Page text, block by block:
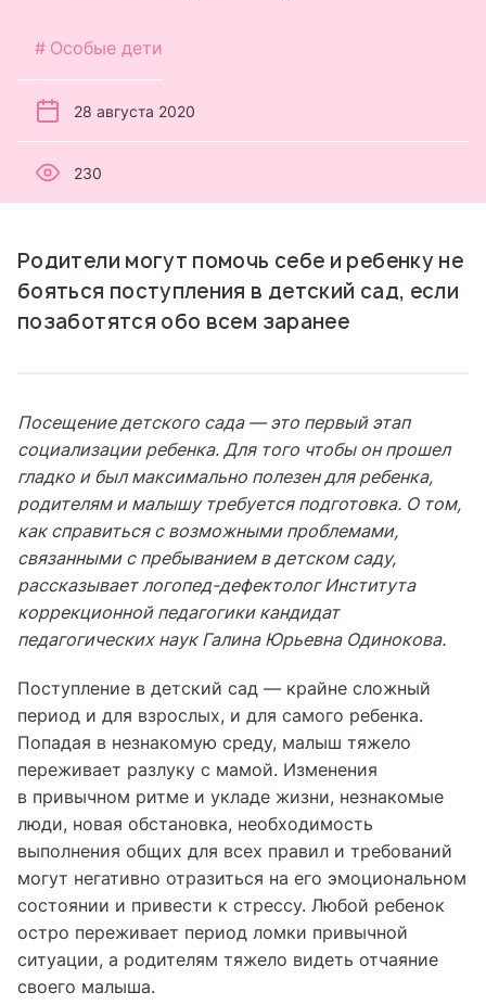
Особые дети
28 августа 2020
230
Родители могут помочь себе и ребенку не
бояться поступления в детский сад, если
позаботятся обо всем заранее
Посещение детского сада — это первый этап
социализации ребенка. Для того чтобы он прошел
гладко и был максимально полезен для ребенка,
родителям и малышу требуется подготовка. О том,
как справиться с возможными проблемами,
связанными с пребыванием в детском саду,
рассказывает логопед-дефектолог Института
коррекционной педагогики кандидат
педагогических наук Галина Юрьевна Одинокова.
Поступление в детский сад — крайне сложный
период и для взрослых, и для самого ребенка.
Попадая в незнакомую среду, малыш тяжело
переживает разлуку с мамой. Изменения
в привычном ритме и укладе жизни, незнакомые
люди, новая обстановка, необходимость
выполнения общих для всех правил и требований
могут негативно отразиться на его эмоциональном
состоянии и привести к стрессу. Любой ребенок
остро переживает период ломки привычной
ситуации, а родителям тяжело видеть отчаяние
своего малыша.